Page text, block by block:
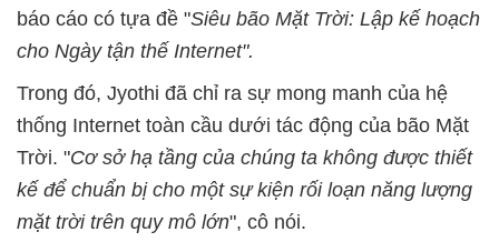
báo cáo có tựa đề "Siêu bão Mặt Trời: Lập kế hoạch
cho Ngày tận thế Internet".
Trong đó, Jyothi đã chỉ ra sự mong manh của hệ
thống Internet toàn cầu dưới tác động của bão Mặt
Trời. "Cơ sở hạ tầng của chúng ta không được thiết
kế để chuẩn bị cho một sự kiện rối loạn năng lượng
mặt trời trên quy mô lớn", cô nói.